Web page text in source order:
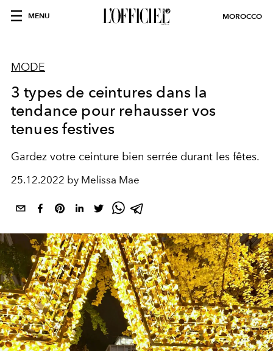
MENU MOROCCO
MODE
3 types de ceintures dans la
tendance pour rehausser vos
tenues festives
Gardez votre ceinture bien serrée durant les fêtes.
25.12.2022 by Melissa Mae